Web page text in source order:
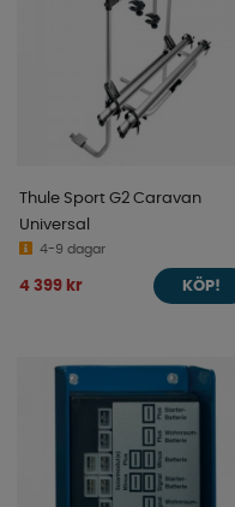
Thule Sport G2 Caravan
Universal
4-9 dagar
4 399 kr KÖP!